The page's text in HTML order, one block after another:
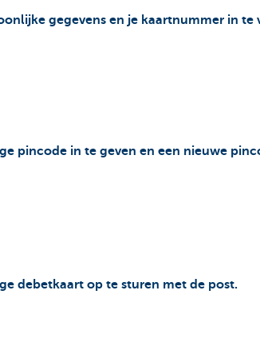
gegevens en je kaartnummer in te
pincode in te geven en een nieuwe
debetkaart op te sturen met de post.